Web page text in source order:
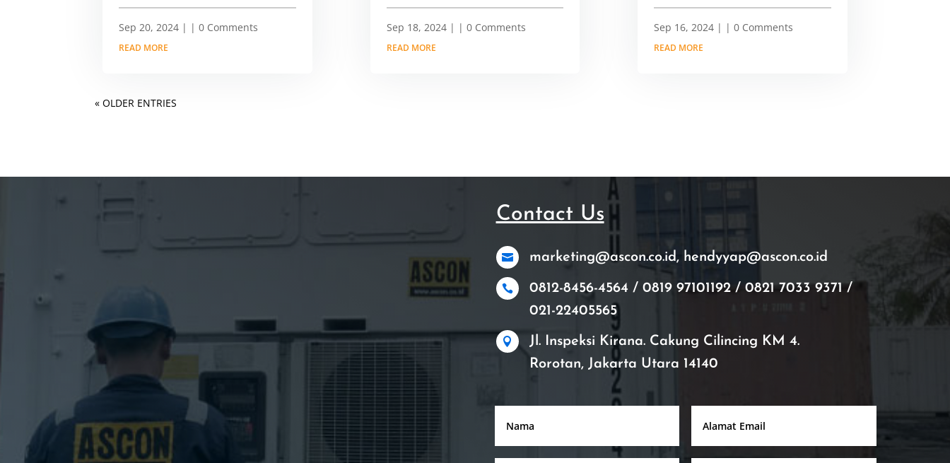
Sep 20, 2024 | | 0 Comments
READ MORE
Sep 18, 2024| | 0 Comments
READ MORE
Sep 16, 2024| | 0 Comments
READ MORE
« OLDER ENTRIES
Contact Us
 marketing@ascon.co.id, hendyyap@ascon.co.id

0812-8456-4564 / 0819 97101192 / 0821 7033 9371 /
021-22405565

Jl. Inspeksi Kirana. Cakung Cilincing KM 4.
Rorotan, Jakarta Utara 14140